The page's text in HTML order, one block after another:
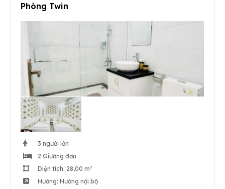
Phòng Twin
3 người lớn
2 Giường đơn
Diện tích: 28,00 m²
Hướng: Hướng nội bộ